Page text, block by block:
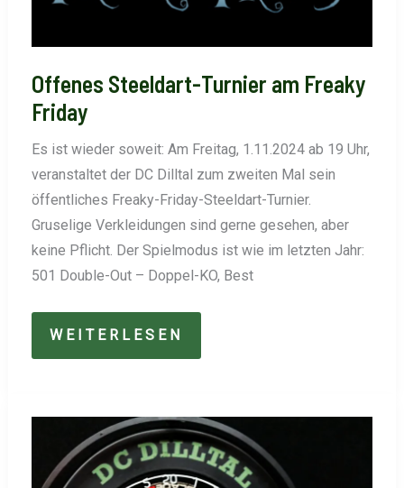
Offenes Steeldart-Turnier am Freaky
Friday
Es ist wieder soweit: Am Freitag, 1.11.2024 ab 19 Uhr,
veranstaltet der DC Dilltal zum zweiten Mal sein
öffentliches Freaky-Friday-Steeldart-Turnier.
Gruselige Verkleidungen sind gerne gesehen, aber
keine Pflicht. Der Spielmodus ist wie im letzten Jahr:
501 Double-Out – Doppel-KO, Best
OFFENES
STEELDART-
AM
FREAKY
FRIDAY
WEITERLESEN